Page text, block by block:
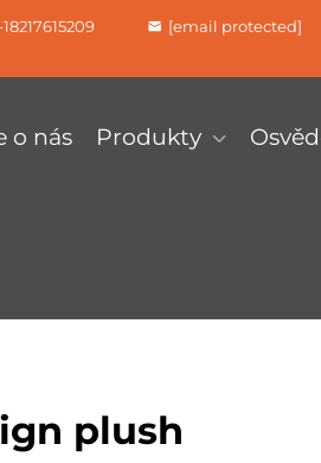
[email protected]
o nás Produkty
plush